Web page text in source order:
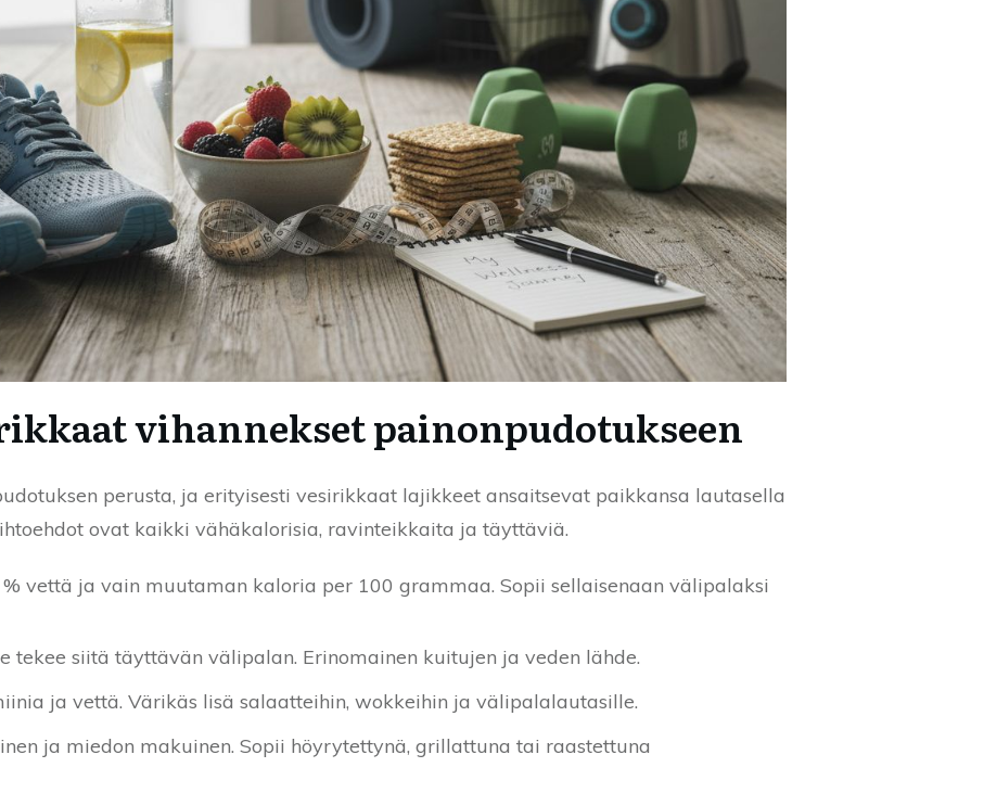
vihannekset painonpudotukseen
perusta, ja erityisesti vesirikkaat lajikkeet ansaitsevat paikkansa lautasella
ovat kaikki vähäkalorisia, ravinteikkaita ja täyttäviä.
vettä ja vain muutaman kaloria per 100 grammaa. Sopii sellaisenaan välipalaksi
tekee siitä täyttävän välipalan. Erinomainen kuitujen ja veden lähde.
ja vettä. Värikäs lisä salaatteihin, wokkeihin ja välipalalautasille.
ja miedon makuinen. Sopii höyrytettynä, grillattuna tai raastettuna